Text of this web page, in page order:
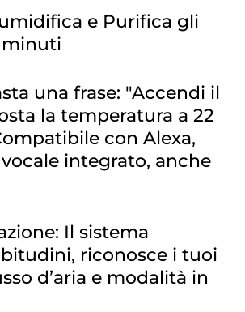
e Purifica gli
minuti
una frase: "Accendi il
la temperatura a 22
con Alexa,
integrato, anche
Il sistema
riconosce i tuoi
d’aria e modalità in